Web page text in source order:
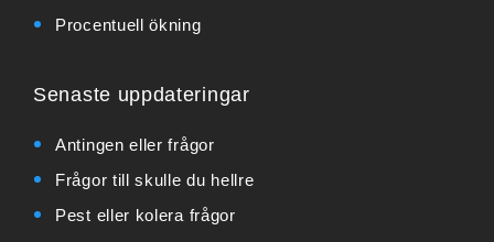
Procentuell ökning
Senaste uppdateringar
Antingen eller frågor
Frågor till skulle du hellre
Pest eller kolera frågor